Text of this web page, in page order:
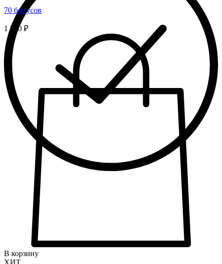
70 бонусов
1 750 ₽
В корзину
ХИТ